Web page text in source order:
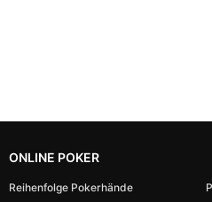
ONLINE POKER
Reihenfolge Pokerhände